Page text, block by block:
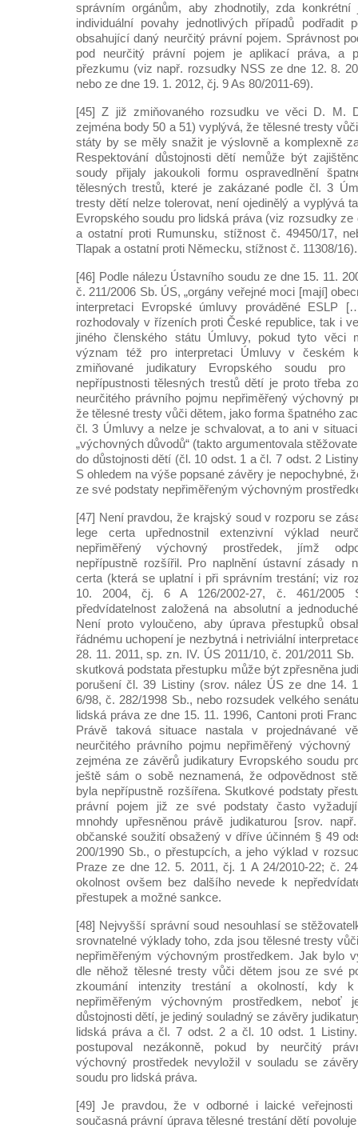
správním orgánům, aby zhodnotily, zda
individuální povahy jednotlivých případů podřadit
obsahující daný neurčitý právní pojem. Správnost
pod neurčitý právní pojem je aplikací práva, a
přezkumu (viz např. rozsudky NSS ze dne 12. 8.
nebo ze dne 19. 1. 2012, čj. 9 As 80/2011-69).
[45] Z již zmiňovaného rozsudku ve věci D. M.
zejména body 50 a 51) vyplývá, že tělesné tresty
státy by se měly snažit je výslovně a komplexně
Respektování důstojnosti dětí nemůže být
soudy přijaly jakoukoli formu ospravedlnění
tělesných trestů, které je zakázané podle čl. 3
tresty dětí nelze tolerovat, není ojedinělý a vyplývá
Evropského soudu pro lidská práva (viz rozsudky ze
a ostatní proti Rumunsku, stížnost č. 49450/17,
Tlapak a ostatní proti Německu, stížnost č. 11308/16).
[46] Podle nálezu Ústavního soudu ze dne 15. 11.
č. 211/2006 Sb. ÚS, „orgány veřejné moci [mají]
interpretaci Evropské úmluvy prováděné ESLP
rozhodovaly v řízeních proti České republice, tak i
jiného členského státu Úmluvy, pokud tyto věci
význam též pro interpretaci Úmluvy v českém
zmiňované judikatury Evropského soudu pro
nepřípustnosti tělesných trestů dětí je proto třeba
neurčitého právního pojmu nepřiměřený výchovný
že tělesné tresty vůči dětem, jako forma špatného
čl. 3 Úmluvy a nelze je schvalovat, a to ani v
„výchovných důvodů“ (takto argumentovala
do důstojnosti dětí (čl. 10 odst. 1 a čl. 7 odst. 2
S ohledem na výše popsané závěry je nepochybné,
ze své podstaty nepřiměřeným výchovným
[47] Není pravdou, že krajský soud v rozporu se
lege certa upřednostnil extenzivní výklad
nepřiměřený výchovný prostředek, jímž
nepřípustně rozšířil. Pro naplnění ústavní zásady
certa (která se uplatní i při správním trestání; viz
10. 2004, čj. 6 A 126/2002-27, č. 461/2005
předvídatelnost založená na absolutní a
Není proto vyloučeno, aby úprava přestupků
řádnému uchopení je nezbytná i netriviální
28. 11. 2011, sp. zn. IV. ÚS 2011/10, č. 201/2011
skutková podstata přestupku může být zpřesněna
porušení čl. 39 Listiny (srov. nález ÚS ze dne 14.
6/98, č. 282/1998 Sb., nebo rozsudek velkého
lidská práva ze dne 15. 11. 1996, Cantoni proti
Právě taková situace nastala v projednávané
neurčitého právního pojmu nepřiměřený výchovný
zejména ze závěrů judikatury Evropského soudu
ještě sám o sobě neznamená, že odpovědnost
byla nepřípustně rozšířena. Skutkové podstaty
právní pojem již ze své podstaty často vyžadují
mnohdy upřesněnou právě judikaturou [srov.
občanské soužití obsažený v dříve účinném § 49
200/1990 Sb., o přestupcích, a jeho výklad v
Praze ze dne 12. 5. 2011, čj. 1 A 24/2010-22; č.
okolnost ovšem bez dalšího nevede k
přestupek a možné sankce.
[48] Nejvyšší správní soud nesouhlasí se
srovnatelné výklady toho, zda jsou tělesné tresty
nepřiměřeným výchovným prostředkem. Jak bylo
dle něhož tělesné tresty vůči dětem jsou ze své
zkoumání intenzity trestání a okolností, kdy
nepřiměřeným výchovným prostředkem, neboť
důstojnosti dětí, je jediný souladný se závěry
lidská práva a čl. 7 odst. 2 a čl. 10 odst. 1
postupoval nezákonně, pokud by neurčitý
výchovný prostředek nevyložil v souladu se
soudu pro lidská práva.
[49] Je pravdou, že v odborné i laické
současná právní úprava tělesné trestání dětí